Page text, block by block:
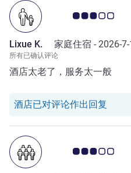
客户意见评级 3.0/5
Lixue K. 家庭住宿 - 2026-
所有已确认评论
酒店太老了，服务太一般
酒店已对评论作出回复 我
客户意见评级 3.0/5